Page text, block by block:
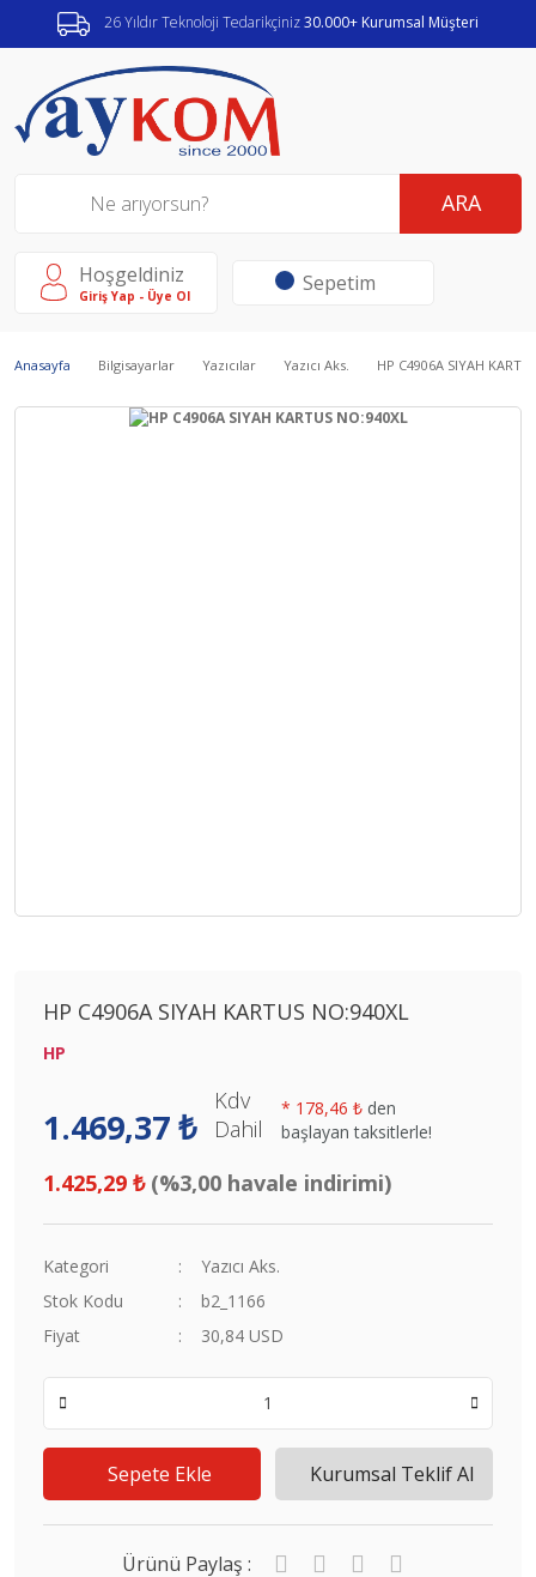
26 Yıldır Teknoloji Tedarikçiniz30.000+ Kurumsal Müşteri
ARA
Hoşgeldiniz
Giriş Yap - Üye Ol Sepetim
Anasayfa Bilgisayarlar Yazıcılar Yazıcı Aks. HP C4906A SIYAH
HP C4906A SIYAH KARTUS NO:940XL
HP
1.469,37 ₺
Kdv
Dahil
* 178,46 ₺ den
başlayan taksitlerle!
1.425,29 ₺ (%3,00 havale indirimi)
Kategori
Yazıcı Aks.
Stok Kodu
b2_1166
Fiyat
30,84 USD
Sepete Ekle Kurumsal Teklif Al
Ürünü Paylaş :